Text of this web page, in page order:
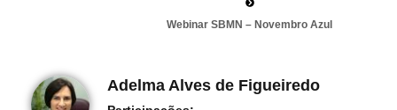
Webinar SBMN – Novembro Azul
Adelma Alves de Figueiredo